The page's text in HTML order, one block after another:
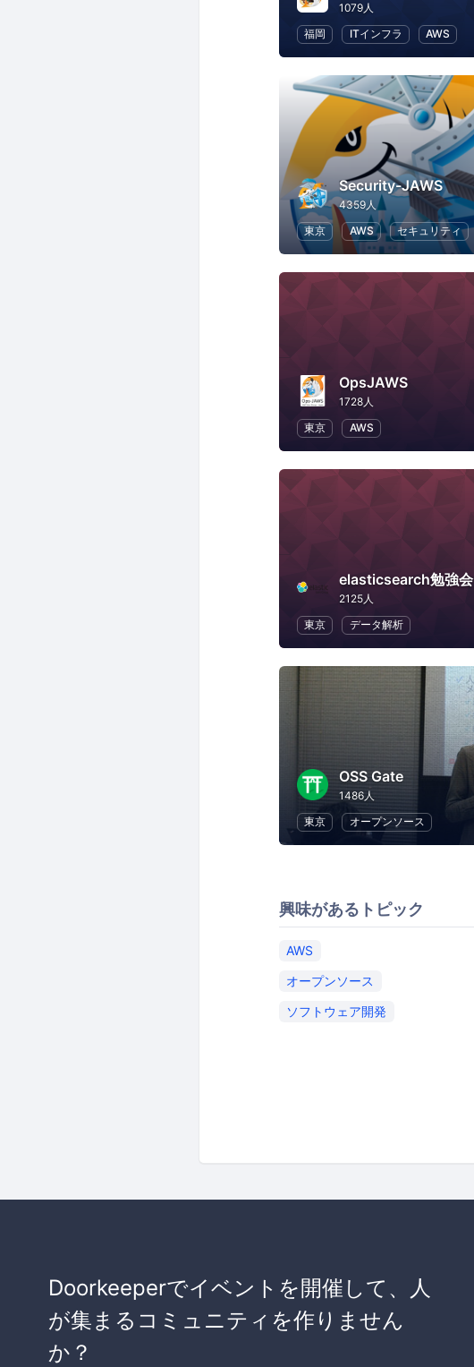
1079人
福岡
ITインフラ AWS
Security-JAWS
4359人
東京
AWS セキュリティ
OpsJAWS
1728人
東京
AWS
elasticsearch勉強会
2125人
東京
データ解析
OSS Gate
1486人
東京
オープンソース
興味があるトピック
AWS
オープンソース
ソフトウェア開発
Doorkeeperでイベントを開催して、人
が集まるコミュニティを作りません
か？